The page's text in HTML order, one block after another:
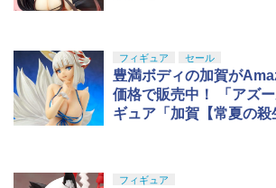
フィギュア セール
豊満ボディの加賀が
価格で販売中！ 「アズ
ギュア「加賀【常夏の殺
フィギュア